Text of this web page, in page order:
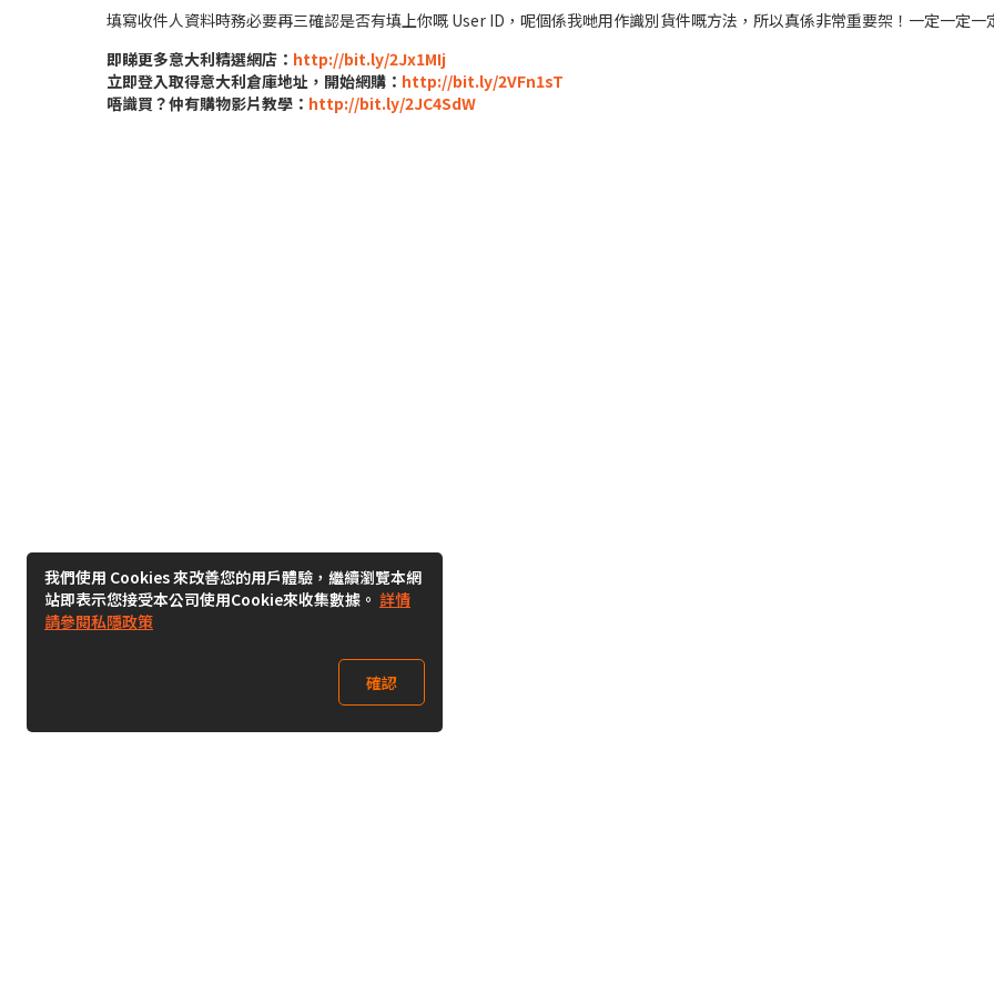
填寫收件人資料時務必要再三確認是否有填上你嘅 User ID，呢個係我哋用作識別貨件嘅方法，所以真係非常重要架！一定一定一
即睇更多意大利精選網店： http://bit.ly/2Jx1MIj
立即登入取得意大利倉庫地址，開始網購： http://bit.ly/2VFn1sT
唔識買？仲有購物影片教學： http://bit.ly/2JC4SdW
我們使用 Cookies 來改善您的用戶體驗，繼續瀏覽本網
站即表示您接受本公司使用Cookie來收集數據。 詳情
請參閱私隱政策
確認